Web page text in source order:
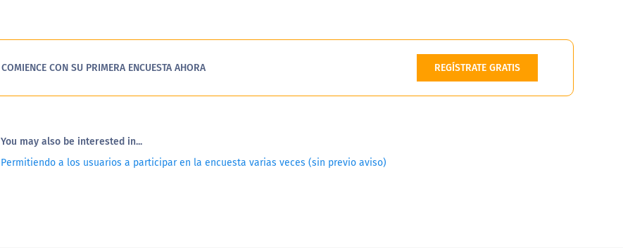
COMIENCE CON SU PRIMERA ENCUESTA AHORA REGÍSTRATE GRATIS
You may also be interested in...
Permitiendo a los usuarios a participar en la encuesta varias veces (sin previo aviso)